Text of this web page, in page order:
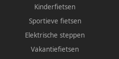
Kinderfietsen
Sportieve fietsen
Elektrische steppen
Vakantiefietsen